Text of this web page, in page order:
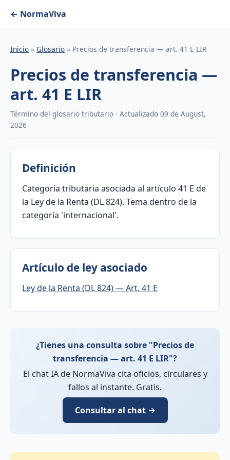
← NormaViva
Inicio » Glosario » Precios de transferencia — art. 41 E LIR
Precios de transferencia —
art. 41 E LIR
Término del glosario tributario · Actualizado 09 de August,
2026
Definición
Categoría tributaria asociada al artículo 41 E de
la Ley de la Renta (DL 824). Tema dentro de la
categoría 'internacional'.
Artículo de ley asociado
Ley de la Renta (DL 824) — Art. 41 E
¿Tienes una consulta sobre "Precios de
transferencia — art. 41 E LIR"?
El chat IA de NormaViva cita oficios, circulares y
fallos al instante. Gratis.
Consultar al chat →